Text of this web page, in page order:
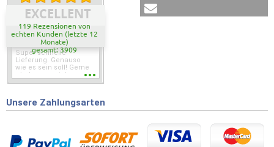
EXCELLENT
119 Rezensionen von
echten Kunden (letzte 12
Monate)
gesamt: 3909
Super schnelle
Lieferung. Genauso
wie es sein soll! Gerne
wieder wenn ich was
Unsere Zahlungsarten